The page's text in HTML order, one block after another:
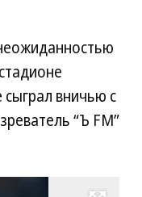
вничью с
“Ъ FM”